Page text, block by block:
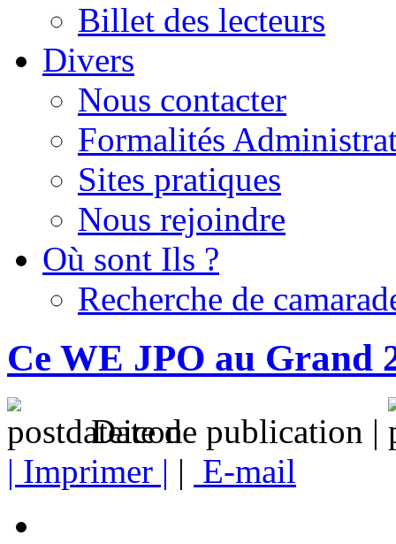
Billet des lecteurs
Divers
Nous contacter
Formalités
Sites pratiques
Nous rejoindre
Où sont Ils ?
Recherche de
Ce WE JPO au Grand
Date de publication |
| Imprimer | | E-mail